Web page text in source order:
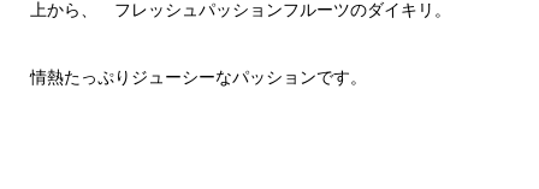
上から、 フレッシュパッションフルーツのダイキリ。
情熱たっぷりジューシーなパッションです。